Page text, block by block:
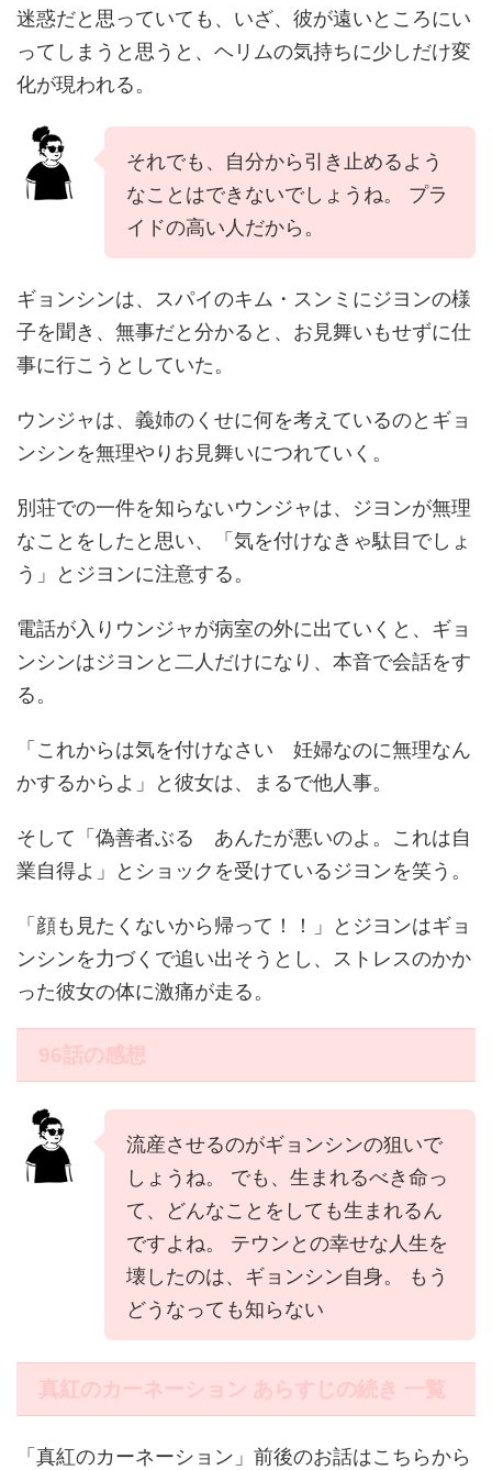
迷惑だと思っていても、いざ、彼が遠いところにい
ってしまうと思うと、ヘリムの気持ちに少しだけ変
化が現われる。
それでも、自分から引き止めるよう
なことはできないでしょうね。 プラ
イドの高い人だから。
ギョンシンは、スパイのキム・スンミにジヨンの様
子を聞き、無事だと分かると、お見舞いもせずに仕
事に行こうとしていた。
ウンジャは、義姉のくせに何を考えているのとギョ
ンシンを無理やりお見舞いにつれていく。
別荘での一件を知らないウンジャは、ジヨンが無理
なことをしたと思い、「気を付けなきゃ駄目でしょ
う」とジヨンに注意する。
電話が入りウンジャが病室の外に出ていくと、ギョ
ンシンはジヨンと二人だけになり、本音で会話をす
る。
「これからは気を付けなさい 妊婦なのに無理なん
かするからよ」と彼女は、まるで他人事。
そして「偽善者ぶる あんたが悪いのよ。これは自
業自得よ」とショックを受けているジヨンを笑う。
「顔も見たくないから帰って！！」とジヨンはギョ
ンシンを力づくで追い出そうとし、ストレスのかか
った彼女の体に激痛が走る。
96話の感想
流産させるのがギョンシンの狙いで
しょうね。 でも、生まれるべき命っ
て、どんなことをしても生まれるん
ですよね。 テウンとの幸せな人生を
壊したのは、ギョンシン自身。 もう
どうなっても知らない
真紅のカーネーション あらすじの続き 一覧
「真紅のカーネーション」前後のお話はこちらから